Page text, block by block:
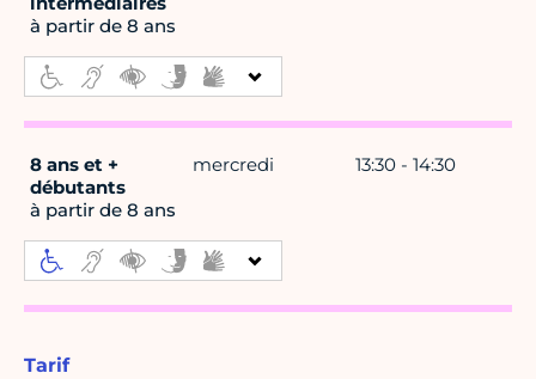
à partir de 8 ans
8 ans et +
débutants
à partir de 8 ans
mercredi 13:30 - 14:30
Tarif